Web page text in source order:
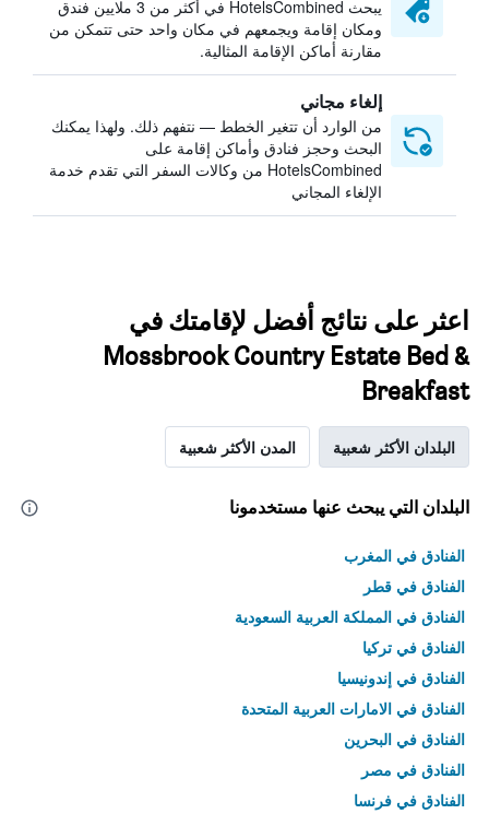
يبحث HotelsCombined في أكثر من 3 ملايين فندق
ومكان إقامة ويجمعهم في مكان واحد حتى تتمكن من
مقارنة أماكن الإقامة المثالية.
إلغاء مجاني
من الوارد أن تتغير الخطط — نتفهم ذلك. ولهذا يمكنك
البحث وحجز فنادق وأماكن إقامة على
HotelsCombined من وكالات السفر التي تقدم خدمة
الإلغاء المجاني
اعثر على نتائج أفضل لإقامتك في
Mossbrook Country Estate Bed &
Breakfast
البلدان الأكثر شعبية المدن الأكثر شعبية
البلدان التي يبحث عنها مستخدمونا
الفنادق في المغرب
الفنادق في قطر
الفنادق في المملكة العربية السعودية
الفنادق في تركيا
الفنادق في إندونيسيا
الفنادق في الامارات العربية المتحدة
الفنادق في البحرين
الفنادق في مصر
الفنادق في فرنسا